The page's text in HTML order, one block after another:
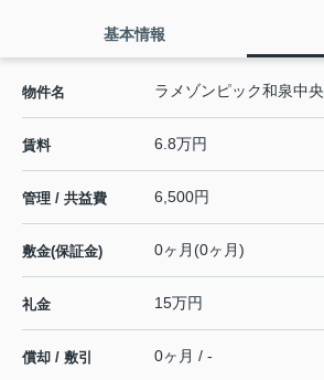
基本情報
物件名 ラメゾンピック和泉中央
賃料 6.8万円
管理 / 共益費 6,500円
敷金(保証金) 0ヶ月(0ヶ月)
礼金 15万円
償却 / 敷引 0ヶ月 / -